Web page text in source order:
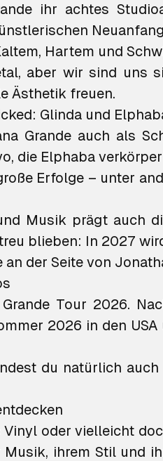
ihr achtes
Hartem und
, aber wir sind uns
Ästhetik freuen.
Glinda und
Grande auch als
die Elphaba
Erfolge – unter
Musik prägt auch
blieben: In 2027
an der Seite von
Tour 2026.
2026 in den
du natürlich
Vinyl oder vielleicht
ihrem Stil und